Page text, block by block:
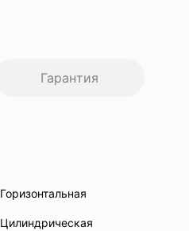
Гарантия
Горизонтальная
Цилиндрическая